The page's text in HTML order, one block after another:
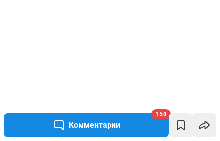
Комментарии
150